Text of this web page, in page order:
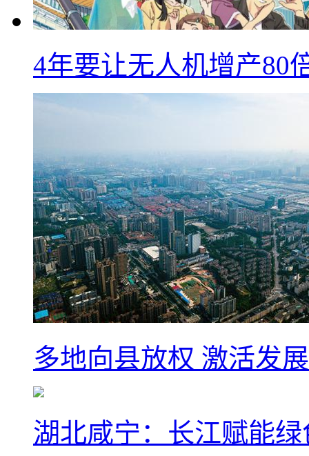
4年要让无人机增产80
多地向县放权 激活发
湖北咸宁：长江赋能